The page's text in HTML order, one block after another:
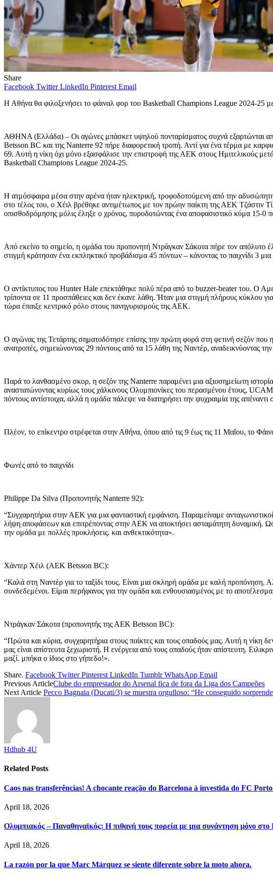
Share
Facebook Twitter LinkedIn Pinterest Email
Η Αθήνα θα φιλοξενήσει το φάιναλ φορ του Basketball Champions League 2024-25
ΑΘΗΝΑ (Ελλάδα) – Οι αγώνες μπάσκετ υψηλού πονταρίσματος συχνά εξαρτώνται
Betsson BC και της Nanterre 92 πήρε διαφορετική τροπή. Αντί για ένα τέρμα με
69. Αυτή η νίκη όχι μόνο εξασφάλισε την επιστροφή της ΑΕΚ στους Ημιτελικούς
Basketball Champions League 2024-25.
Η ατμόσφαιρα μέσα στην αρένα ήταν ηλεκτρική, τροφοδοτούμενη από την
στο τέλος του, ο Χέιλ βρέθηκε αντιμέτωπος με τον πρώην παίκτη της ΑΕΚ Τζάστιν
οπισθοδρόμησης μόλις έληξε ο χρόνος, πυροδοτώντας ένα αποφασιστικό κύμα 15-
Από εκείνο το σημείο, η ομάδα του προπονητή Ντράγκαν Σάκοτα πήρε τον απόλυτο
στιγμή κράτησαν ένα εκπληκτικό προβάδισμα 45 πόντων – κάνοντας το παιχνίδι 3
Ο αντίκτυπος του Hunter Hale επεκτάθηκε πολύ πέρα ​​από το buzzer-beater του. Ο
τρίποντα σε 11 προσπάθειες και δεν έκανε λάθη. Ήταν μια στιγμή πλήρους
τώρα έπαιξε κεντρικό ρόλο στους πανηγυρισμούς της ΑΕΚ.
Ο αγώνας της Τετάρτης σηματοδότησε επίσης την πρώτη φορά στη φετινή σεζόν
ανατροπές, σημειώνοντας 29 πόντους από τα 15 λάθη της Ναντέρ, αναδεικνύοντας
Παρά το λανθασμένο σκορ, η σεζόν της Nanterre παραμένει μια αξιοσημείωτη
αναστατώνοντας κυρίως τους χάλκινους Ολυμπιονίκες του περασμένου έτους,
πόντους αντίστοιχα, αλλά η ομάδα πάλεψε να διατηρήσει την ψυχραιμία της
Πλέον, το επίκεντρο στρέφεται στην Αθήνα, όπου από τις 9 έως τις 11 Μαΐου, το
Φωνές από το παιχνίδι
Philippe Da Silva (Προπονητής Nanterre 92):
“Συγχαρητήρια στην ΑΕΚ για μια φανταστική εμφάνιση. Παραμείναμε
λήψη αποφάσεων και επιτρέποντας στην ΑΕΚ να αποκτήσει ασταμάτητη δυναμική.
την ομάδα με πολλές προκλήσεις. και ανθεκτικότητα».
Χάντερ Χέιλ (ΑΕΚ Betsson BC):
“Καλά στη Ναντέρ για το ταξίδι τους. Είναι μια σκληρή ομάδα με καλή προπόνηση.
συνδεδεμένοι. Είμαι περήφανος για την ομάδα και ενθουσιασμένος με το
Ντράγκαν Σάκοτα (προπονητής της ΑΕΚ Betsson BC):
“Πρώτα και κύρια, συγχαρητήρια στους παίκτες και τους οπαδούς μας. Αυτή η
μας είναι απίστευτα ξεχωριστή. Η ενέργεια από τους οπαδούς ήταν απίστευτη.
μαζί. μπήκα ο ίδιος στο γήπεδο!».
Share. Facebook Twitter Pinterest LinkedIn Tumblr WhatsApp Email
Previous ArticleClube do emprestador do Arsenal fica de fora da Liga dos Campeões
Next Article Pecco Bagnaia (Ducati/3) se muestra orgulloso: “He conseguido
Hdhub 4U
Related Posts
Caos nas transferências! A chocante reação do Barcelona à investida do FC
April 18, 2026
Ολυμπιακός – Παναθηναϊκός: Η πιθανή τους πορεία με μια συνάντηση μόνο
April 18, 2026
La razón por la que Marc Márquez se siente diferente sobre la moto ahora.